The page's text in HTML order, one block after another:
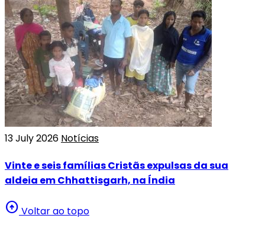
13 July 2026 Notícias
Vinte e seis famílias Cristãs expulsas da sua
aldeia em Chhattisgarh, na Índia
arrow_circle_up Voltar ao topo